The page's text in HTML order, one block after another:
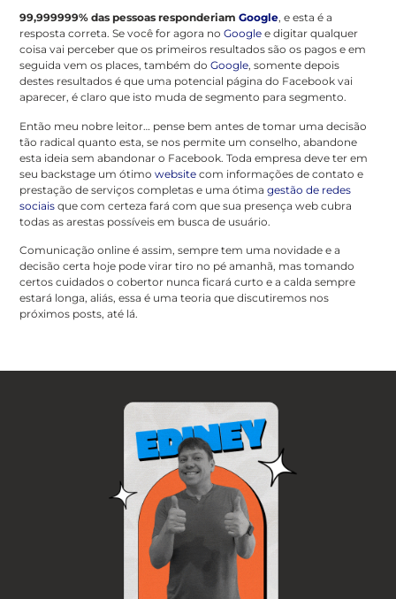
99,999999% das pessoas responderiamGoogle, e esta é a
resposta correta. Se você for agora noGoogle e digitar qualquer
coisa vai perceber que os primeiros resultados são os pagos e em
seguida vem os places, também doGoogle, somente depois
destes resultados é que uma potencial página do Facebook vai
aparecer, é claro que isto muda de segmento para segmento.
Então meu nobre leitor… pense bem antes de tomar uma decisão
tão radical quanto esta, se nos permite um conselho, abandone
esta ideia sem abandonar o Facebook. Toda empresa deve ter em
seu backstage um ótimowebsite com informações de contato e
prestação de serviços completas e uma ótimagestão de redes
sociais que com certeza fará com que sua presença web cubra
todas as arestas possíveis em busca de usuário.
Comunicação online é assim, sempre tem uma novidade e a
decisão certa hoje pode virar tiro no pé amanhã, mas tomando
certos cuidados o cobertor nunca ficará curto e a calda sempre
estará longa, aliás, essa é uma teoria que discutiremos nos
próximos posts, até lá.